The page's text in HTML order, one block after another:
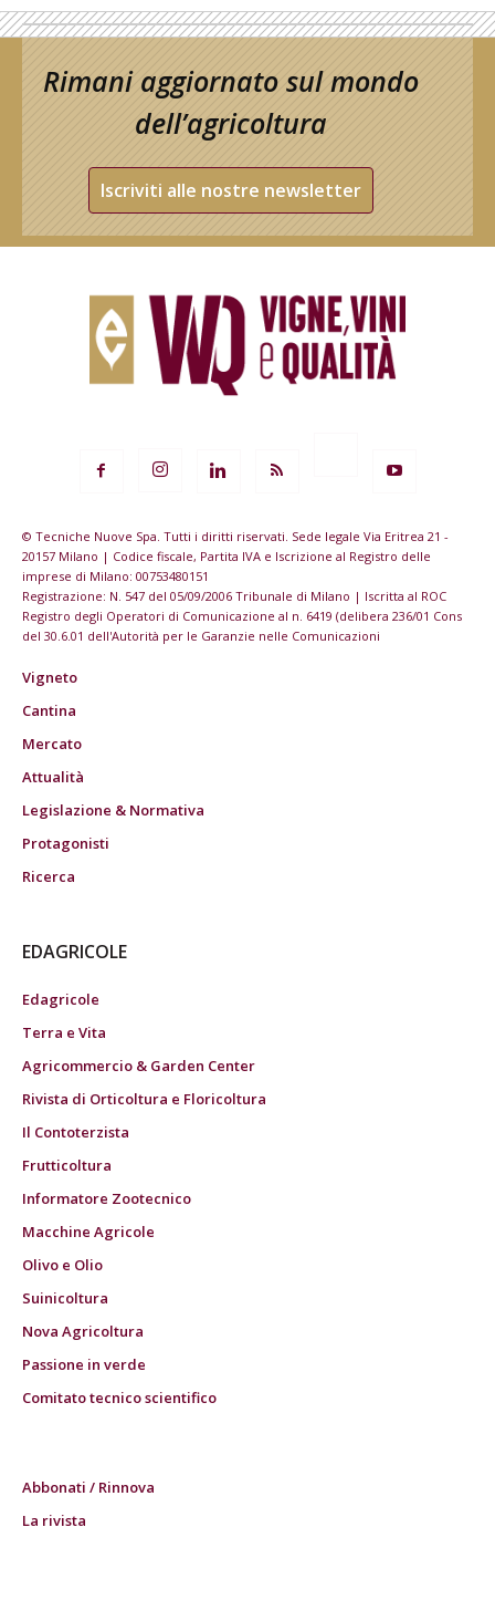
Rimani aggiornato sul mondo
dell’agricoltura
Iscriviti alle nostre newsletter
© Tecniche Nuove Spa. Tutti i diritti riservati. Sede legale Via Eritrea 21 -
20157 Milano | Codice fiscale, Partita IVA e Iscrizione al Registro delle
imprese di Milano: 00753480151
Registrazione: N. 547 del 05/09/2006 Tribunale di Milano | Iscritta al ROC
Registro degli Operatori di Comunicazione al n. 6419 (delibera 236/01 Cons
del 30.6.01 dell'Autorità per le Garanzie nelle Comunicazioni
Vigneto
Cantina
Mercato
Attualità
Legislazione & Normativa
Protagonisti
Ricerca
EDAGRICOLE
Edagricole
Terra e Vita
Agricommercio & Garden Center
Rivista di Orticoltura e Floricoltura
Il Contoterzista
Frutticoltura
Informatore Zootecnico
Macchine Agricole
Olivo e Olio
Suinicoltura
Nova Agricoltura
Passione in verde
Comitato tecnico scientifico
Abbonati / Rinnova
La rivista